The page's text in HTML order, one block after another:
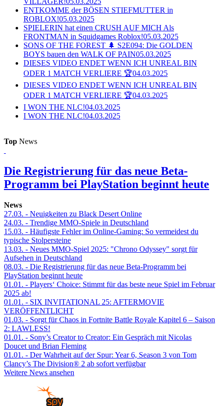
ENTKOMME der BÖSEN STIEFMUTTER in
ROBLOX!05.03.2025
SPIELERIN hat einen CRUSH AUF MICH Als
FRONTMAN in Squidgames Roblox!05.03.2025
SONS OF THE FOREST 🌲 S2E094: Die GOLDEN
BOYS bauen den WALK OF PAIN05.03.2025
DIESES VIDEO ENDET WENN ICH UNREAL BIN
ODER 1 MATCH VERLIERE 🏆04.03.2025
DIESES VIDEO ENDET WENN ICH UNREAL BIN
ODER 1 MATCH VERLIERE 🏆04.03.2025
I WON THE NLC!04.03.2025
I WON THE NLC!04.03.2025
Top News
Die Registrierung für das neue Beta-
Programm bei PlayStation beginnt heute
News
27.03. - Neuigkeiten zu Black Desert Online
24.03. - Trendige MMO-Spiele in Deutschland
15.03. - Häufigste Fehler im Online-Gaming: So vermeidest du
typische Stolpersteine
13.03. - Neues MMO-Spiel 2025: "Chrono Odyssey" sorgt für
Aufsehen in Deutschland
08.03. - Die Registrierung für das neue Beta-Programm bei
PlayStation beginnt heute
01.01. - Players‘ Choice: Stimmt für das beste neue Spiel im Februar
2025 ab!
01.01. - SIX INVITATIONAL 25: AFTERMOVIE
VERÖFFENTLICHT
01.03. - Sorgt für Chaos in Fortnite Battle Royale Kapitel 6 – Saison
2: LAWLESS!
01.01. - Sony’s Creator to Creator: Ein Gespräch mit Nicolas
Doucet und Brian Fleming
01.01. - Der Wahrheit auf der Spur: Year 6, Season 3 von Tom
Clancy’s The Division® 2 ab sofort verfügbar
Weitere News ansehen